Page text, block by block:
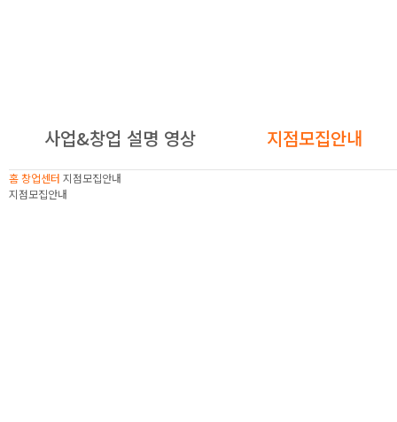
사업&창업 설명 영상 지점모집안내
홈창업센터 지점모집안내
지점모집안내